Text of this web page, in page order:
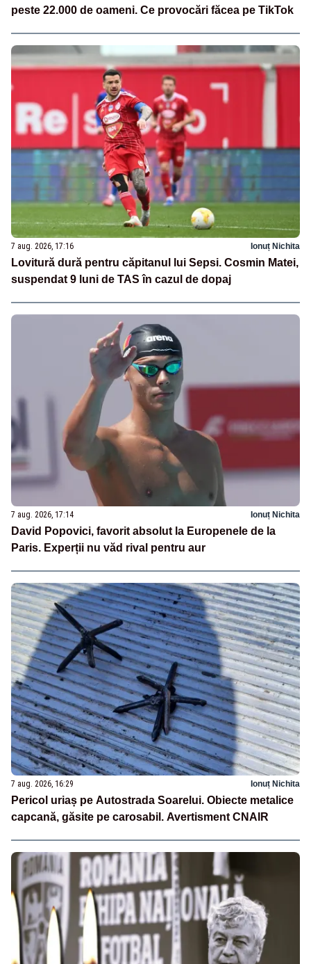
peste 22.000 de oameni. Ce provocări făcea pe TikTok
7 aug. 2026, 17:16 Ionuț Nichita
Lovitură dură pentru căpitanul lui Sepsi. Cosmin Matei,
suspendat 9 luni de TAS în cazul de dopaj
7 aug. 2026, 17:14 Ionuț Nichita
David Popovici, favorit absolut la Europenele de la
Paris. Experții nu văd rival pentru aur
7 aug. 2026, 16:29 Ionuț Nichita
Pericol uriaș pe Autostrada Soarelui. Obiecte metalice
capcană, găsite pe carosabil. Avertisment CNAIR